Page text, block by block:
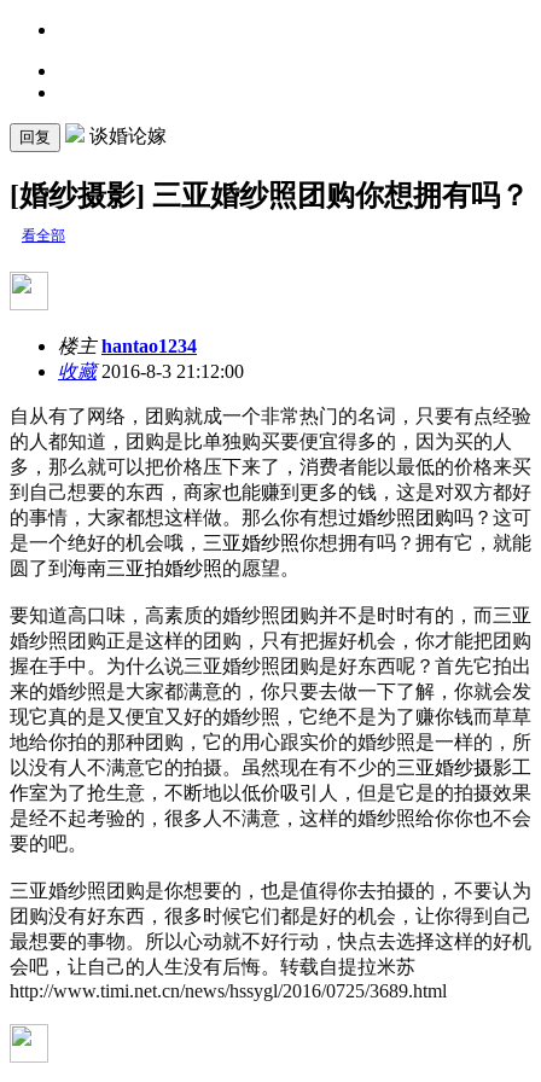
回复 谈婚论嫁
[婚纱摄影] 三亚婚纱照团购你想拥有吗？
看全部
楼主 hantao1234
收藏2016-8-3 21:12:00
自从有了网络，团购就成一个非常热门的名词，只要有点经验
的人都知道，团购是比单独购买要便宜得多的，因为买的人
多，那么就可以把价格压下来了，消费者能以最低的价格来买
到自己想要的东西，商家也能赚到更多的钱，这是对双方都好
的事情，大家都想这样做。那么你有想过婚纱照团购吗？这可
是一个绝好的机会哦， 三亚婚纱照你想拥有吗？拥有它，就能
圆了到 海南三亚拍婚纱照的愿望。
要知道高口味，高素质的婚纱照团购并不是时时有的，而三亚
婚纱照团购正是这样的团购，只有把握好机会，你才能把团购
握在手中。为什么说三亚婚纱照团购是好东西呢？首先它拍出
来的婚纱照是大家都满意的，你只要去做一下了解，你就会发
现它真的是又便宜又好的婚纱照，它绝不是为了赚你钱而草草
地给你拍的那种团购，它的用心跟实价的婚纱照是一样的，所
以没有人不满意它的拍摄。虽然现在有不少的三亚婚纱摄影工
作室为了抢生意，不断地以低价吸引人，但是它是的拍摄效果
是经不起考验的，很多人不满意，这样的婚纱照给你你也不会
要的吧。
三亚婚纱照团购是你想要的，也是值得你去拍摄的，不要认为
团购没有好东西，很多时候它们都是好的机会，让你得到自己
最想要的事物。所以心动就不好行动，快点去选择这样的好机
会吧，让自己的人生没有后悔。转载自提拉米苏
http://www.timi.net.cn/news/hssygl/2016/0725/3689.html